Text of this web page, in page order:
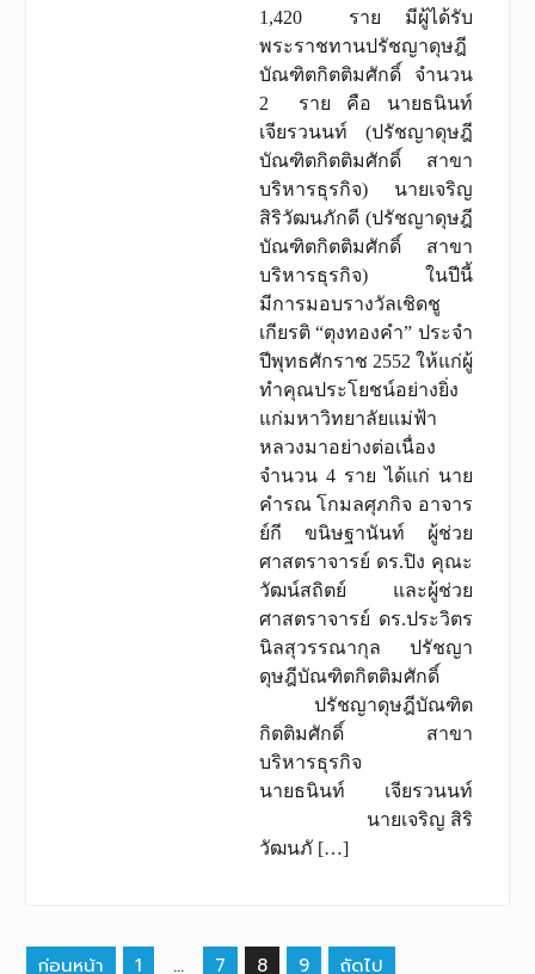
1,420 ราย มีผู้ได้รับ
พระราชทานปรัชญาดุษฎี
บัณฑิตกิตติมศักดิ์ จำนวน
2 ราย คือ นายธนินท์
เจียรวนนท์ (ปรัชญาดุษฎี
บัณฑิตกิตติมศักดิ์ สาขา
บริหารธุรกิจ) นายเจริญ
สิริวัฒนภักดี (ปรัชญาดุษฎี
บัณฑิตกิตติมศักดิ์ สาขา
บริหารธุรกิจ) ในปีนี้
มีการมอบรางวัลเชิดชู
เกียรติ “ตุงทองคำ” ประจำ
ปีพุทธศักราช 2552 ให้แก่ผู้
ทำคุณประโยชน์อย่างยิ่ง
แก่มหาวิทยาลัยแม่ฟ้า
หลวงมาอย่างต่อเนื่อง
จำนวน 4 ราย ได้แก่ นาย
คํารณ โกมลศุภกิจ อาจาร
ย์กี ขนิษฐานันท์ ผู้ช่วย
ศาสตราจารย์ ดร.ปิง คุณะ
วัฒน์สถิตย์ และผู้ช่วย
ศาสตราจารย์ ดร.ประวิตร
นิลสุวรรณากุล ปรัชญา
ดุษฎีบัณฑิตกิตติมศักดิ์
ปรัชญาดุษฎีบัณฑิต
กิตติมศักดิ์ สาขา
บริหารธุรกิจ
นายธนินท์ เจียรวนนท์
นายเจริญ สิริ
วัฒนภั […]
เมนู
ก่อนหน้า 1 … 7 8 9 ถัดไป